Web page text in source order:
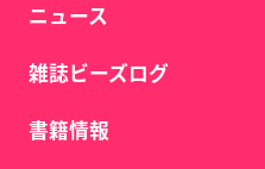
ニュース
雑誌ビーズログ
書籍情報